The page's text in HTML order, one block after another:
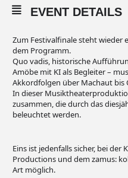
EVENT DETAILS
Zum Festivalfinale steht wieder
dem Programm.
Quo vadis, historische
Amöbe mit KI als Begleiter –
Akkordfolgen über Machaut bis
In dieser
zusammen, die durch das
beleuchtet werden.
Eins ist jedenfalls sicher, bei
Productions und dem zamus:
Art möglich.